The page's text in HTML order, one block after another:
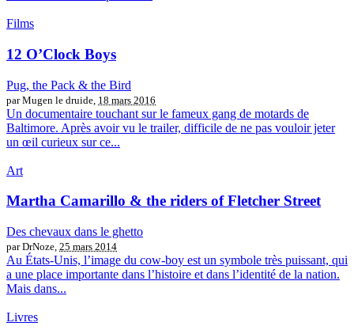
Films
12 O’Clock Boys
Pug, the Pack & the Bird
par Mugen le druide, 18 mars 2016
Un documentaire touchant sur le fameux gang de motards de
Baltimore. Après avoir vu le trailer, difficile de ne pas vouloir jeter
un œil curieux sur ce...
Art
Martha Camarillo & the riders of Fletcher Street
Des chevaux dans le ghetto
par DrNoze, 25 mars 2014
Au États-Unis, l’image du cow-boy est un symbole très puissant, qui
a une place importante dans l’histoire et dans l’identité de la nation.
Mais dans...
Livres